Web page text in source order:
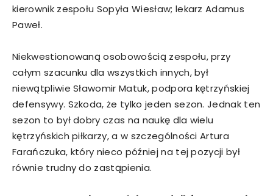
kierownik zespołu Sopyła Wiesław; lekarz Adamus
Paweł.
Niekwestionowaną osobowością zespołu, przy
całym szacunku dla wszystkich innych, był
niewątpliwie Sławomir Matuk, podpora kętrzyńskiej
defensywy. Szkoda, że tylko jeden sezon. Jednak ten
sezon to był dobry czas na naukę dla wielu
kętrzyńskich piłkarzy, a w szczególności Artura
Farańczuka, który nieco później na tej pozycji był
równie trudny do zastąpienia.